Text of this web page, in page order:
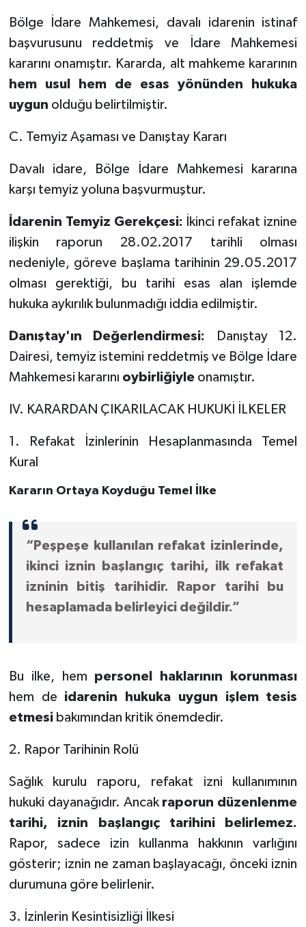
Bölge İdare Mahkemesi, davalı idarenin istinaf
başvurusunu reddetmiş ve İdare Mahkemesi
kararını onamıştır. Kararda, alt mahkeme kararının
hem usul hem de esas yönünden hukuka
uygun olduğu belirtilmiştir.
C. Temyiz Aşaması ve Danıştay Kararı
Davalı idare, Bölge İdare Mahkemesi kararına
karşı temyiz yoluna başvurmuştur.
İdarenin Temyiz Gerekçesi: İkinci refakat iznine
ilişkin raporun 28.02.2017 tarihli olması
nedeniyle, göreve başlama tarihinin 29.05.2017
olması gerektiği, bu tarihi esas alan işlemde
hukuka aykırılık bulunmadığı iddia edilmiştir.
Danıştay'ın Değerlendirmesi: Danıştay 12.
Dairesi, temyiz istemini reddetmiş ve Bölge İdare
Mahkemesi kararını oybirliğiyleonamıştır.
IV. KARARDAN ÇIKARILACAK HUKUKİ İLKELER
1. Refakat İzinlerinin Hesaplanmasında Temel
Kural
Kararın Ortaya Koyduğu Temel İlke
“Peşpeşe kullanılan refakat izinlerinde,
ikinci iznin başlangıç tarihi, ilk refakat
izninin bitiş tarihidir. Rapor tarihi bu
hesaplamada belirleyici değildir.”
Bu ilke, hem personel haklarının korunması
hem de idarenin hukuka uygun işlem tesis
etmesibakımından kritik önemdedir.
2. Rapor Tarihinin Rolü
Sağlık kurulu raporu, refakat izni kullanımının
hukuki dayanağıdır. Ancak raporun düzenlenme
tarihi, iznin başlangıç tarihini belirlemez.
Rapor, sadece izin kullanma hakkının varlığını
gösterir; iznin ne zaman başlayacağı, önceki iznin
durumuna göre belirlenir.
3. İzinlerin Kesintisizliği İlkesi